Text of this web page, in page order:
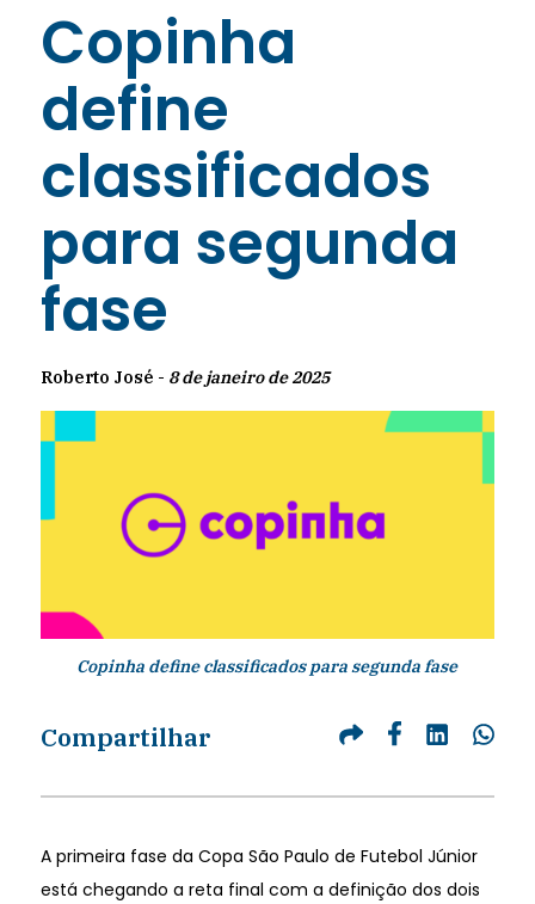
Copinha
define
classificados
para segunda
fase
Roberto José - 8 de janeiro de 2025
Copinha define classificados para segunda fase
Compartilhar
A primeira fase da Copa São Paulo de Futebol Júnior
está chegando a reta final com a definição dos dois